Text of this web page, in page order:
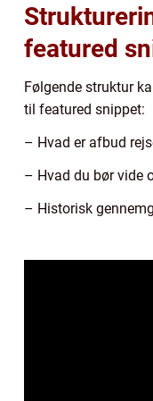
featured
Følgende struktur
til featured snippet:
– Hvad er afbud
– Hvad du bør vide
– Historisk